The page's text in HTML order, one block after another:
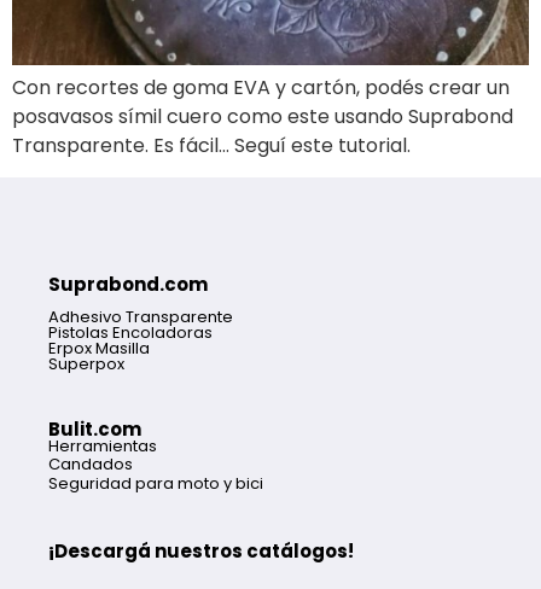
Con recortes de goma EVA y cartón, podés crear un
posavasos símil cuero como este usando Suprabond
Transparente. Es fácil… Seguí este tutorial.
Suprabond.com
Adhesivo Transparente
Pistolas Encoladoras
Erpox Masilla
Superpox
Bulit.com
Herramientas
Candados
Seguridad para moto y bici
¡Descargá nuestros catálogos!